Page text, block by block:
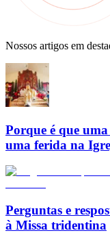
Nossos artigos em
Porque é que
uma ferida na
Perguntas e
à Missa tridentina